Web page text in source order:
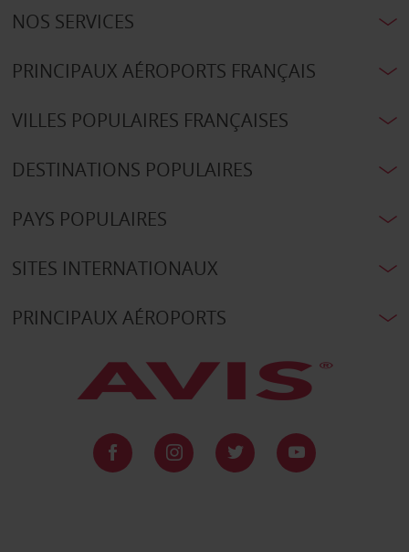
NOS SERVICES
PRINCIPAUX AÉROPORTS FRANÇAIS
VILLES POPULAIRES FRANÇAISES
DESTINATIONS POPULAIRES
PAYS POPULAIRES
SITES INTERNATIONAUX
PRINCIPAUX AÉROPORTS